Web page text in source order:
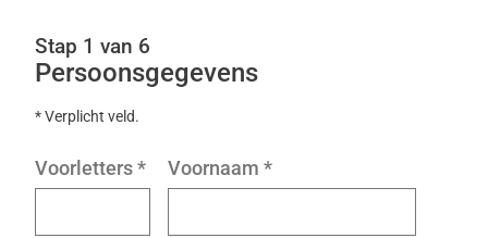
Stap 1 van 6
Persoonsgegevens
* Verplicht veld.
Voorletters* Voornaam *